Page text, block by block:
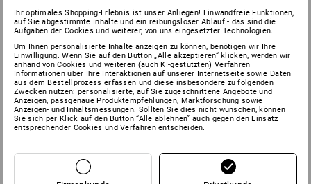
unser berechtigtes Interesse gemäß Art. 6 Abs. 1 lit. f
DSGVO, Betrug zu verhindern und unsere
Erkennungssysteme zu verbessern.
In diesem Zusammenhang verarbeiten wir insbesondere
Vertrags- und Bestelldaten (z. B. Kaufgegenstand,
Namen, Adressen, Kontaktdaten, Zahlungsinformationen)
sowie gegebenenfalls Nutzungsdaten Ihrer Besuche auf
unserer Website (z. B. Dauer, Umfang und technische
Informationen zum Endgerät). Darüber hinaus können
Cookies oder Besucher-IDs verwendet werden, um
Wahrscheinlichkeit wiederzuerkennen.
Die Überprüfung erfolgt in der Regel automatisiert. Bei
Ihr optimales Shopping-Erlebnis ist unser Anliegen! Einwandfreie Funktionen,
auf Sie abgestimmte Inhalte und ein reibungsloser Ablauf - das sind die
Aufgaben der Cookies und weiterer, von uns eingesetzter Technologien.
Um Ihnen personalisierte Inhalte anzeigen zu können, benötigen wir Ihre
Einwilligung. Wenn Sie auf den Button „Alle akzeptieren“ klicken, werden wir
anhand von Cookies und weiteren (auch KI-gestützten) Verfahren
Informationen über Ihre Interaktionen auf unserer Internetseite sowie Daten
aus dem Bestellprozess erfassen und diese insbesondere zu folgenden
Zwecken nutzen: personalisierte, auf Sie zugeschnittene Angebote und
Anzeigen, passgenaue Produktempfehlungen, Marktforschung sowie
Anzeigen- und Inhaltsmessungen. Sollten Sie dies nicht wünschen, können
Sie sich per Klick auf den Button “Alle ablehnen” auch gegen den Einsatz
entsprechender Cookies und Verfahren entscheiden.